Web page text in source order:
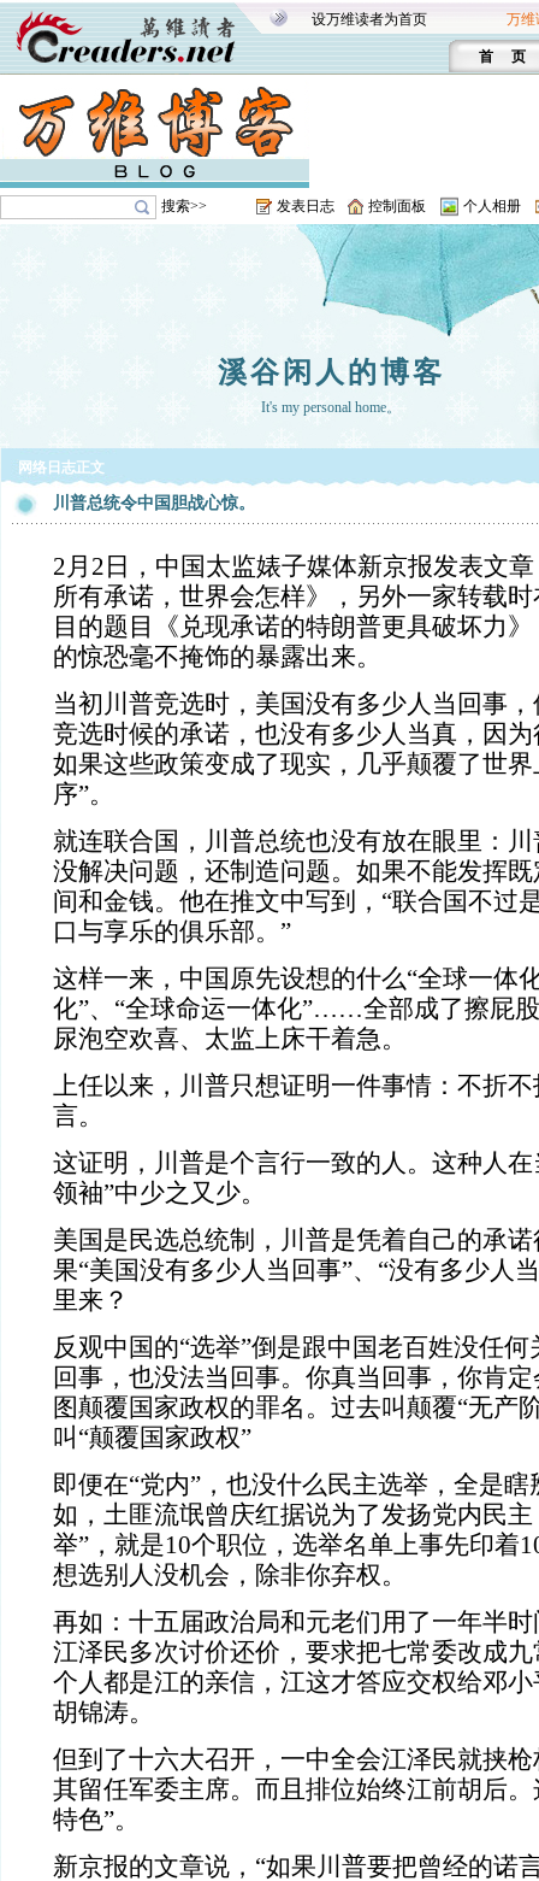
设万维读者为首页 万维
首 页
搜索>> 发表日志 控制面板 个人相册
溪谷闲人的博客
It's my personal home。
网络日志正文
川普总统令中国胆战心惊。
2月2日，中国太监婊子媒体新京报发表文
所有承诺，世界会怎样》，另外一家转载
目的题目《兑现承诺的特朗普更具破坏力
的惊恐毫不掩饰的暴露出来。
当初川普竞选时，美国没有多少人当回事
竞选时候的承诺，也没有多少人当真，因
如果这些政策变成了现实，几乎颠覆了世
序”。
就连联合国，川普总统也没有放在眼里：
没解决问题，还制造问题。如果不能发挥
间和金钱。他在推文中写到，“联合国不过
口与享乐的俱乐部。”
这样一来，中国原先设想的什么“全球一体
化”、“全球命运一体化”……全部成了擦屁
尿泡空欢喜、太监上床干着急。
上任以来，川普只想证明一件事情：不折
言。
这证明，川普是个言行一致的人。这种人
领袖”中少之又少。
美国是民选总统制，川普是凭着自己的承
果“美国没有多少人当回事”、“没有多少人
里来？
反观中国的“选举”倒是跟中国老百姓没任
回事，也没法当回事。你真当回事，你肯
图颠覆国家政权的罪名。过去叫颠覆“无产
叫“颠覆国家政权”
即便在“党内”，也没什么民主选举，全是
如，土匪流氓曾庆红据说为了发扬党内民
举”，就是10个职位，选举名单上事先印着
想选别人没机会，除非你弃权。
再如：十五届政治局和元老们用了一年半
江泽民多次讨价还价，要求把七常委改成
个人都是江的亲信，江这才答应交权给邓
胡锦涛。
但到了十六大召开，一中全会江泽民就挟
其留任军委主席。而且排位始终江前胡后
特色”。
新京报的文章说，“如果川普要把曾经的诺